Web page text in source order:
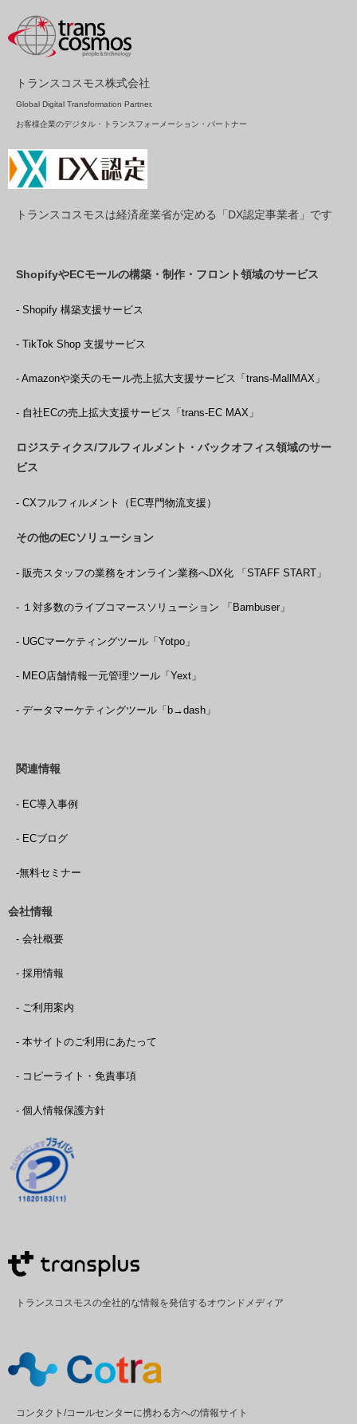
トランスコスモス株式会社
Global Digital Transformation Partner.
お客様企業のデジタル・トランスフォーメーション・パートナー
トランスコスモスは経済産業省が定める「DX認定事業者」です
ShopifyやECモールの構築・制作・フロント領域のサービス
- Shopify 構築支援サービス
- TikTok Shop 支援サービス
- Amazonや楽天のモール売上拡大支援サービス「trans-MallMAX」
- 自社ECの売上拡大支援サービス「trans-EC MAX」
ロジスティクス/フルフィルメント・バックオフィス領域のサー
ビス
- CXフルフィルメント（EC専門物流支援）
その他のECソリューション
- 販売スタッフの業務をオンライン業務へDX化 「STAFF START」
- １対多数のライブコマースソリューション 「Bambuser」
- UGCマーケティングツール「Yotpo」
- MEO店舗情報一元管理ツール「Yext」
- データマーケティングツール「b→dash」
関連情報
- EC導入事例
- ECブログ
-無料セミナー
会社情報
- 会社概要
- 採用情報
- ご利用案内
- 本サイトのご利用にあたって
- コピーライト・免責事項
- 個人情報保護方針
トランスコスモスの全社的な情報を発信するオウンドメディア
コンタクト/コールセンターに携わる方への情報サイト